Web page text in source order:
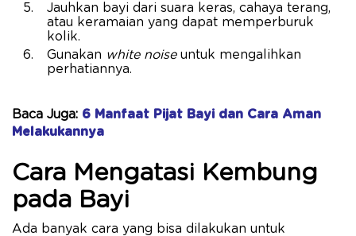
Jauhkan bayi dari suara keras, cahaya terang,
atau keramaian yang dapat memperburuk
kolik.
Gunakan white noiseuntuk mengalihkan
perhatiannya.
Baca Juga: 6 Manfaat Pijat Bayi dan Cara Aman
Melakukannya
Cara Mengatasi Kembung
pada Bayi
Ada banyak cara yang bisa dilakukan untuk